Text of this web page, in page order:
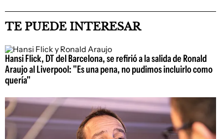
TE PUEDE INTERESAR
Hansi Flick, DT del Barcelona, se refirió a la salida de Ronald
Araujo al Liverpool: "Es una pena, no pudimos incluirlo como
quería"